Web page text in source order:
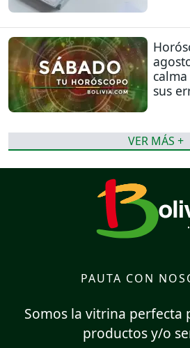
sus
VER MÁS +
PAUTA CON
Somos la vitrina perfecta
productos y/o